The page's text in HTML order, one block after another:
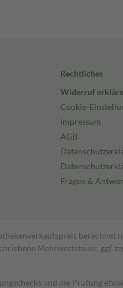
Rechtliches
Widerruf
Cookie-
Impressum
AGB
Fragen &
berechnet
Mehrwertsteuer, ggf.
und die Prüfung